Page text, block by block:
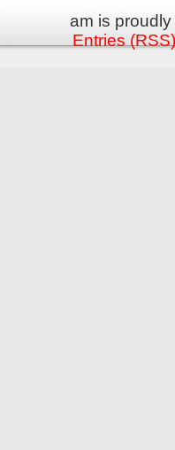
am is
Entries (RSS)